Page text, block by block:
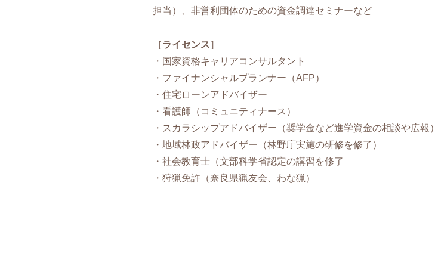
担当）、非営利団体のための資金調達セミナーなど
［ライセンス］
・国家資格キャリアコンサルタント
・ファイナンシャルプランナー（AFP）
・住宅ローンアドバイザー
・看護師（コミュニティナース）
・スカラシップアドバイザー（奨学金など進学資金の相談や広報）
・地域林政アドバイザー（林野庁実施の研修を修了）
・社会教育士（文部科学省認定の講習を修了
・狩猟免許（奈良県猟友会、わな猟）